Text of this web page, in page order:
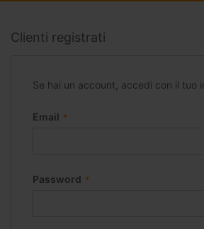
Clienti registrati
Se hai un account, accedi con il tuo
Email
Password